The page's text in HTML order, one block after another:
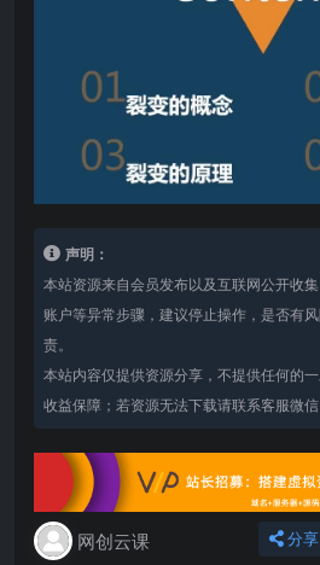
声明：
本站资源来自会员发布以及互联网公开收
账户等异常步骤，建议停止操作，是否有
责。
本站内容仅提供资源分享，不提供任何的
收益保障；若资源无法下载请联系客服微
网创云课 分享